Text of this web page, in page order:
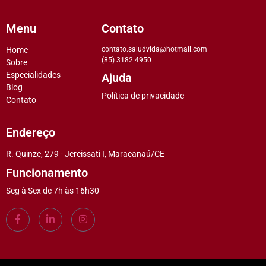
Menu
Home
Sobre
Especialidades
Blog
Contato
Contato
contato.saludvida@hotmail.com
(85) 3182.4950
Ajuda
Política de privacidade
Endereço
R. Quinze, 279 - Jereissati I, Maracanaú/CE
Funcionamento
Seg à Sex de 7h às 16h30